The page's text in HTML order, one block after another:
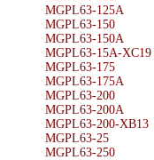
MGPL63-125A
MGPL63-150
MGPL63-150A
MGPL63-15A-XC19
MGPL63-175
MGPL63-175A
MGPL63-200
MGPL63-200A
MGPL63-200-XB13
MGPL63-25
MGPL63-250